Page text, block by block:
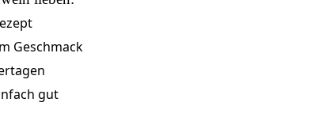
Geschmack
gut